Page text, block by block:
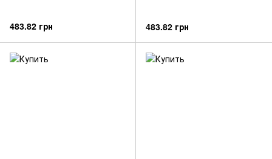
483.82 грн 483.82 грн